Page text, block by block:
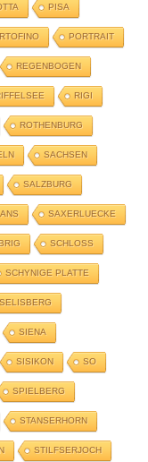
PISA
PORTRAIT
REGENBOGEN
RIGI
ROTHENBURG
SACHSEN
SALZBURG
SAXERLUECKE
SCHLOSS
SCHYNIGE PLATTE
SELISBERG
SIENA
SISIKON SO
SPIELBERG
STANSERHORN
STILFSERJOCH